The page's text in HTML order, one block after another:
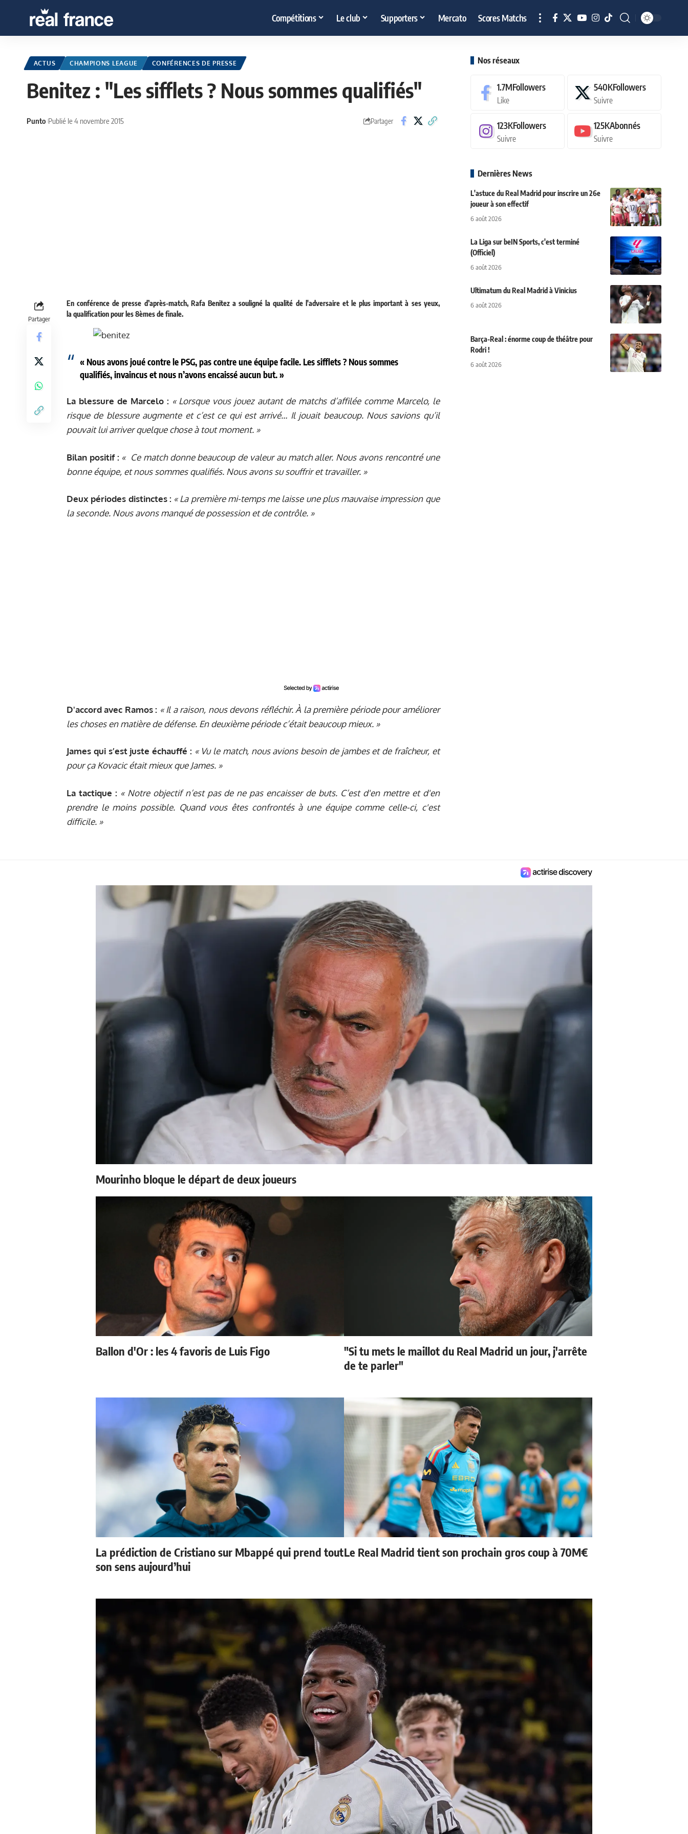
Compétitions Le club Supporters Mercato Scores Matchs
ACTUS CHAMPIONS LEAGUE CONFÉRENCES DE PRESSE
Benitez : "Les sifflets ? Nous sommes qualifiés"
Punto Publié le 4 novembre 2015 Partager
Partager
En conférence de presse d’après-match, Rafa Benitez a souligné la qualité de l'adversaire et le plus important à ses yeux,
la qualification pour les 8èmes de finale.
« Nous avons joué contre le PSG, pas contre une équipe facile. Les sifflets ? Nous sommes
qualifiés, invaincus et nous n’avons encaissé aucun but. »
La blessure de Marcelo : « Lorsque vous jouez autant de matchs d’affilée comme Marcelo, le
risque de blessure augmente et c’est ce qui est arrivé… Il jouait beaucoup. Nous savions qu’il
pouvait lui arriver quelque chose à tout moment. »
Bilan positif : « Ce match donne beaucoup de valeur au match aller. Nous avons rencontré une
bonne équipe, et nous sommes qualifiés. Nous avons su souffrir et travailler. »
Deux périodes distinctes : « La première mi-temps me laisse une plus mauvaise impression que
la seconde. Nous avons manqué de possession et de contrôle. »
D'accord avec Ramos : « Il a raison, nous devons réfléchir. À la première période pour améliorer
les choses en matière de défense. En deuxième période c’était beaucoup mieux. »
James qui s’est juste échauffé : « Vu le match, nous avions besoin de jambes et de fraîcheur, et
pour ça Kovacic était mieux que James. »
La tactique : « Notre objectif n’est pas de ne pas encaisser de buts. C’est d'en mettre et d'en
prendre le moins possible. Quand vous êtes confrontés à une équipe comme celle-ci, c'est
difficile. »
Nos réseaux
1.7MFollowers
Like
540KFollowers
Suivre
123KFollowers
Suivre
125KAbonnés
Suivre
Dernières News
L'astuce du Real Madrid pour inscrire un 26e
joueur à son effectif
6 août 2026
La Liga sur beIN Sports, c'est terminé
(Officiel)
6 août 2026
Ultimatum du Real Madrid à Vinicius
6 août 2026
Barça-Real : énorme coup de théâtre pour
Rodri !
6 août 2026
Mourinho bloque le départ de deux joueurs
Ballon d'Or : les 4 favoris de Luis Figo
"Si tu mets le maillot du Real Madrid un jour, j'arrête
de te parler"
La prédiction de Cristiano sur Mbappé qui prend tout
son sens aujourd’hui
Le Real Madrid tient son prochain gros coup à 70M€